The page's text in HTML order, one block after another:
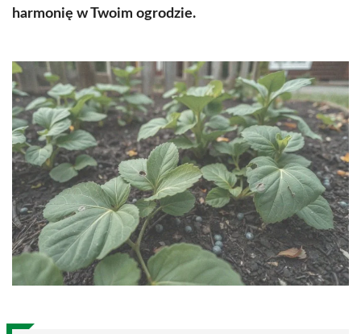
harmonię w Twoim ogrodzie.